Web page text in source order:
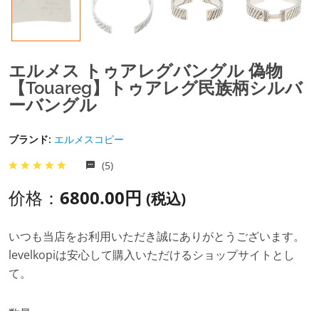
エルメス トゥアレグバングル 偽物
【Touareg】トゥアレグ民族柄シルバ
ーバングル
ブランド: エルメスコピー
(5)
价格： 6800.00円 (税込)
いつも当店をお利用いただき誠にありがとうございます。
levelkopiは安心して購入いただけるショップサイトとし
て。